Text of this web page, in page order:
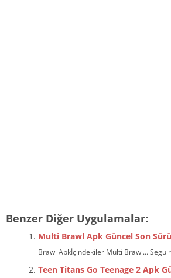
Benzer Diğer Uygulamalar:
Multi Brawl Apk Güncel Son
Brawl Apkİçindekiler Multi Brawl...
Teen Titans Go Teenage 2 Apk